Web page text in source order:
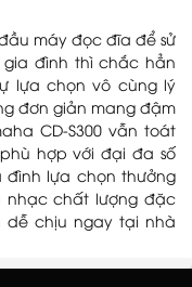
máy đọc đĩa để sử
đình thì chắc hẳn
lựa chọn vô cùng lý
đơn giản mang đậm
CD-S300 vẫn toát
hợp với đại đa số
đình lựa chọn thưởng
nhạc chất lượng đặc
dễ chịu ngay tại nhà